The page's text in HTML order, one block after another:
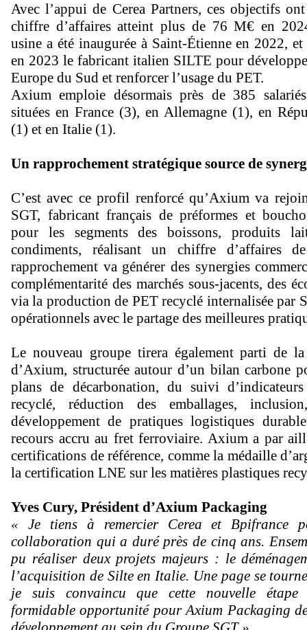
Avec l’appui de Cerea Partners, ces objectifs
chiffre d’affaires atteint plus de 76 M€ en
usine a été inaugurée à Saint-Étienne en 2022,
en 2023 le fabricant italien SILTE pour
Europe du Sud et renforcer l’usage du PET.
Axium emploie désormais près de 385
situées en France (3), en Allemagne (1), en
(1) et en Italie (1).
Un rapprochement stratégique source de
C’est avec ce profil renforcé qu’Axium va
SGT, fabricant français de préformes et
pour les segments des boissons, produits
condiments, réalisant un chiffre d’affaires
rapprochement va générer des synergies
complémentarité des marchés sous-jacents, des
via la production de PET recyclé internalisée par
opérationnels avec le partage des meilleures
Le nouveau groupe tirera également parti de la
d’Axium, structurée autour d’un bilan carbone
plans de décarbonation, du suivi
recyclé, réduction des emballages,
développement de pratiques logistiques
recours accru au fret ferroviaire. Axium a par
certifications de référence, comme la médaille
la certification LNE sur les matières plastiques
Yves Cury, Président d’Axium Packaging
« Je tiens à remercier Cerea et Bpifrance
collaboration qui a duré près de cinq ans.
pu réaliser deux projets majeurs : le
l’acquisition de Silte en Italie. Une page se
je suis convaincu que cette nouvelle étape
formidable opportunité pour Axium Packaging